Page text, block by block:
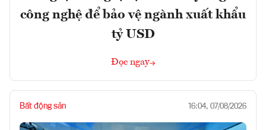
công nghệ để bảo vệ ngành xuất khẩu
tỷ USD
Đọc ngay
Bất động sản 16:04, 07/08/2026